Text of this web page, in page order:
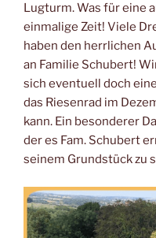
Lugturm. Was für eine
einmalige Zeit! Viele
haben den herrlichen
an Familie Schubert!
sich eventuell doch
das Riesenrad im
kann. Ein besonderer
der es Fam. Schubert
seinem Grundstück zu